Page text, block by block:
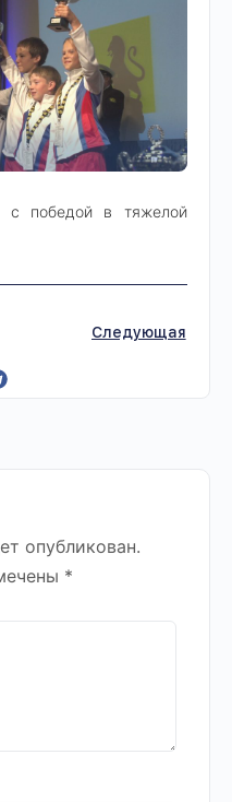
с победой в тяжелой
Следующая
опубликован.
*